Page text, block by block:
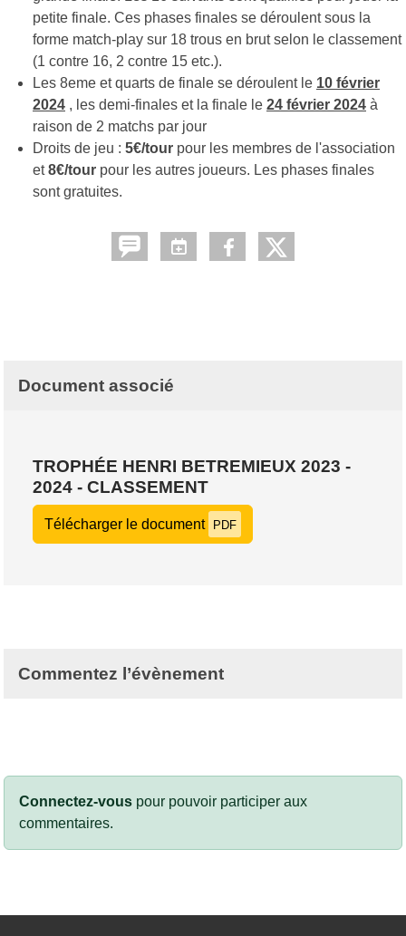
petite finale. Ces phases finales se déroulent sous la
forme match-play sur 18 trous en brut selon le classement
(1 contre 16, 2 contre 15 etc.).
Les 8eme et quarts de finale se déroulent le 10 février
2024 , les demi-finales et la finale le 24 février 2024 à
raison de 2 matchs par jour
Droits de jeu : 5€/tour pour les membres de l'association
et8€/tour pour les autres joueurs. Les phases finales
sont gratuites.
Document associé
TROPHÉE HENRI BETREMIEUX 2023 -
2024 - CLASSEMENT
Télécharger le document PDF
Commentez l’évènement
Connectez-vous pour pouvoir participer aux
commentaires.